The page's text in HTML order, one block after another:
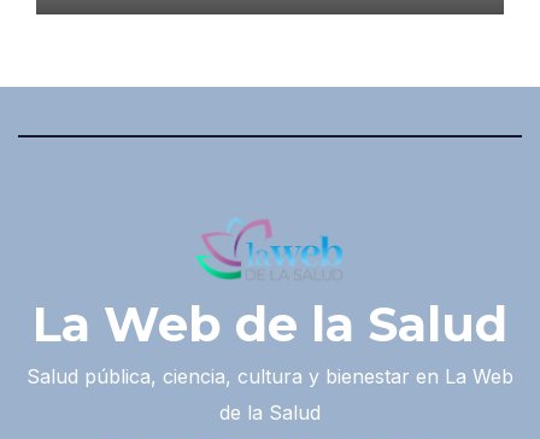
La Web de la Salud
Salud pública, ciencia, cultura y bienestar en La Web
de la Salud